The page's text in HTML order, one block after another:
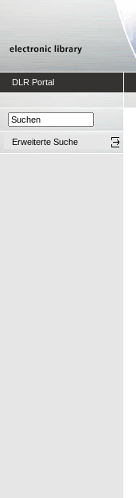
DLR Portal
Erweiterte Suche